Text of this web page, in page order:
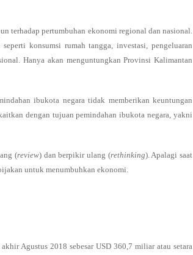
terhadap pertumbuhan ekonomi regional dan nasional.
konsumsi rumah tangga, investasi, pengeluaran
Hanya akan menguntungkan Provinsi Kalimantan
ibukota negara tidak memberikan keuntungan
dengan tujuan pemindahan ibukota negara, yakni
(review) dan berpikir ulang (rethinking). Apalagi saat
untuk menumbuhkan ekonomi.
Agustus 2018 sebesar USD 360,7 miliar atau setara